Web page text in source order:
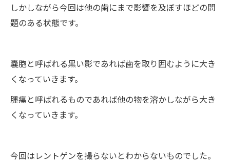
しかしながら今回は他の歯にまで影響を及ぼすほどの問
題のある状態です。
嚢胞と呼ばれる黒い影であれば歯を取り囲むように大き
くなっていきます。
腫瘍と呼ばれるものであれば他の物を溶かしながら大き
くなっていきます。
今回はレントゲンを撮らないとわからないものでした。